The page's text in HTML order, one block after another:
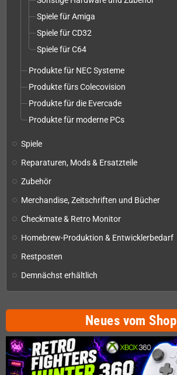
Spiele für Amiga
Spiele für CD32
Spiele für C64
Produkte für NEC Systeme
Produkte fürs Colecovision
Produkte für die Evercade
Produkte für moderne PCs
Spiele
Reparaturen, Mods & Ersatzteile
Zubehör
Merchandise, Zeitschriften und Bücher
Checkmate & Retro Monitor
Homebrew-Produktion & Entwicklerbedarf
Restposten
Demnächst erhältlich
Neues vom Shop